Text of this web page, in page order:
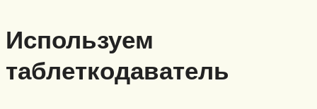
Используем
таблеткодаватель